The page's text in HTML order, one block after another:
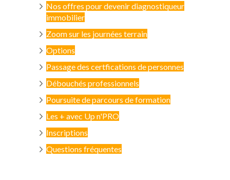
Nos offres pour devenir diagnostiqueur
immobilier
Zoom sur les journées terrain
Options
Passage des certfications de personnes
Débouchés professionnels
Poursuite de parcours de formation
Les + avec Up n'PRO
Inscriptions
Questions fréquentes